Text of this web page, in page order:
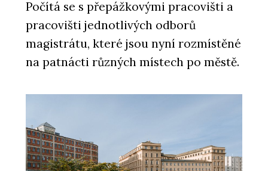
SLUŽBY
Vápenné fasády a omítky - Hlinaři
ČLÁNKY
Počítá se s přepážkovými pracovišti a
pracovišti jednotlivých odborů
magistrátu, které jsou nyní rozmístěné
na patnácti různých místech po městě.